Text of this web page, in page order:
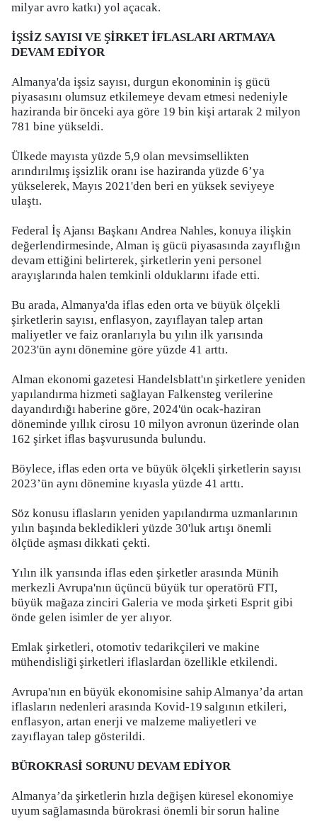
milyar avro katkı) yol açacak.
İŞSİZ SAYISI VE ŞİRKET İFLASLARI ARTMAYA
DEVAM EDİYOR
Almanya'da işsiz sayısı, durgun ekonominin iş gücü
piyasasını olumsuz etkilemeye devam etmesi nedeniyle
haziranda bir önceki aya göre 19 bin kişi artarak 2 milyon
781 bine yükseldi.
Ülkede mayısta yüzde 5,9 olan mevsimsellikten
arındırılmış işsizlik oranı ise haziranda yüzde 6’ya
yükselerek, Mayıs 2021'den beri en yüksek seviyeye
ulaştı.
Federal İş Ajansı Başkanı Andrea Nahles, konuya ilişkin
değerlendirmesinde, Alman iş gücü piyasasında zayıflığın
devam ettiğini belirterek, şirketlerin yeni personel
arayışlarında halen temkinli olduklarını ifade etti.
Bu arada, Almanya'da iflas eden orta ve büyük ölçekli
şirketlerin sayısı, enflasyon, zayıflayan talep artan
maliyetler ve faiz oranlarıyla bu yılın ilk yarısında
2023'ün aynı dönemine göre yüzde 41 arttı.
Alman ekonomi gazetesi Handelsblatt'ın şirketlere yeniden
yapılandırma hizmeti sağlayan Falkensteg verilerine
dayandırdığı haberine göre, 2024'ün ocak-haziran
döneminde yıllık cirosu 10 milyon avronun üzerinde olan
162 şirket iflas başvurusunda bulundu.
Böylece, iflas eden orta ve büyük ölçekli şirketlerin sayısı
2023’ün aynı dönemine kıyasla yüzde 41 arttı.
Söz konusu iflasların yeniden yapılandırma uzmanlarının
yılın başında bekledikleri yüzde 30'luk artışı önemli
ölçüde aşması dikkati çekti.
Yılın ilk yarısında iflas eden şirketler arasında Münih
merkezli Avrupa'nın üçüncü büyük tur operatörü FTI,
büyük mağaza zinciri Galeria ve moda şirketi Esprit gibi
önde gelen isimler de yer alıyor.
Emlak şirketleri, otomotiv tedarikçileri ve makine
mühendisliği şirketleri iflaslardan özellikle etkilendi.
Avrupa'nın en büyük ekonomisine sahip Almanya’da artan
iflasların nedenleri arasında Kovid-19 salgının etkileri,
enflasyon, artan enerji ve malzeme maliyetleri ve
zayıflayan talep gösterildi.
BÜROKRASİ SORUNU DEVAM EDİYOR
Almanya’da şirketlerin hızla değişen küresel ekonomiye
uyum sağlamasında bürokrasi önemli bir sorun haline